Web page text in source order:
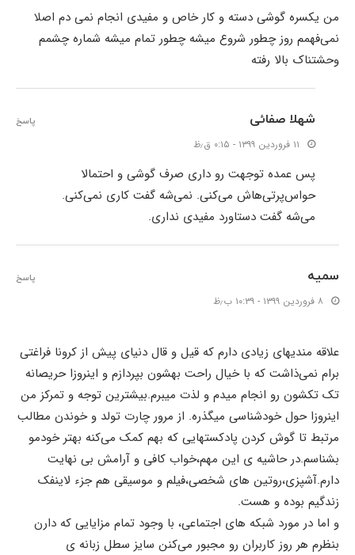
من یکسره گوشی دسته و کار خاص و مفیدی انجام نمی دم اصلا
نمی‌فهمم روز چطور شروع میشه چطور تمام میشه شماره چشمم
وحشتناک بالا رفته
شهلا صفائی
۱۱ فروردین ۱۳۹۹ - ۰:۱۵ ق٫ظ
پس عمده توجهت رو داری صرف گوشی و احتمالا
حواس‌پرتی‌هاش می‌کنی. نمی‌شه گفت کاری نمی‌کنی.
می‌شه گفت دستاورد مفیدی نداری.
پاسخ
سمیه
۸ فروردین ۱۳۹۹ - ۱۰:۳۹ ب٫ظ
علاقه مندیهای زیادی دارم که قیل و قال دنیای پیش از کرونا فراغتی
برام نمی‌ذاشت که با خیال راحت بهشون بپردازم و اینروزا حریصانه
تک تکشون رو انجام میدم و لذت میبرم.بیشترین توجه و تمرکز من
اینروزا حول خودشناسی میگذره. از مرور چارت تولد و خوندن مطالب
مرتبط تا گوش کردن پادکستهایی که بهم کمک می‌کنه بهتر خودمو
بشناسم.در حاشیه ی این مهم،خواب کافی و آرامش بی نهایت
دارم.آشپزی،روتین های شخصی،فیلم و موسیقی هم جزء لاینفک
زندگیم بوده و هست.
و اما در مورد شبکه های اجتماعی، با وجود تمام مزایایی که دارن
بنظرم هر روز کاربران رو مجبور می‌کنن سایز سطل زبانه ی
پاسخ